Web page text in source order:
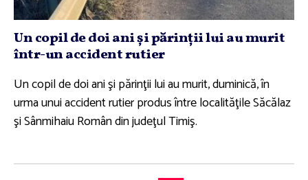
Un copil de doi ani şi părinţii lui au murit
într-un accident rutier
Un copil de doi ani şi părinţii lui au murit, duminică, în
urma unui accident rutier produs între localităţile Săcălaz
şi Sânmihaiu Român din judeţul Timiş.